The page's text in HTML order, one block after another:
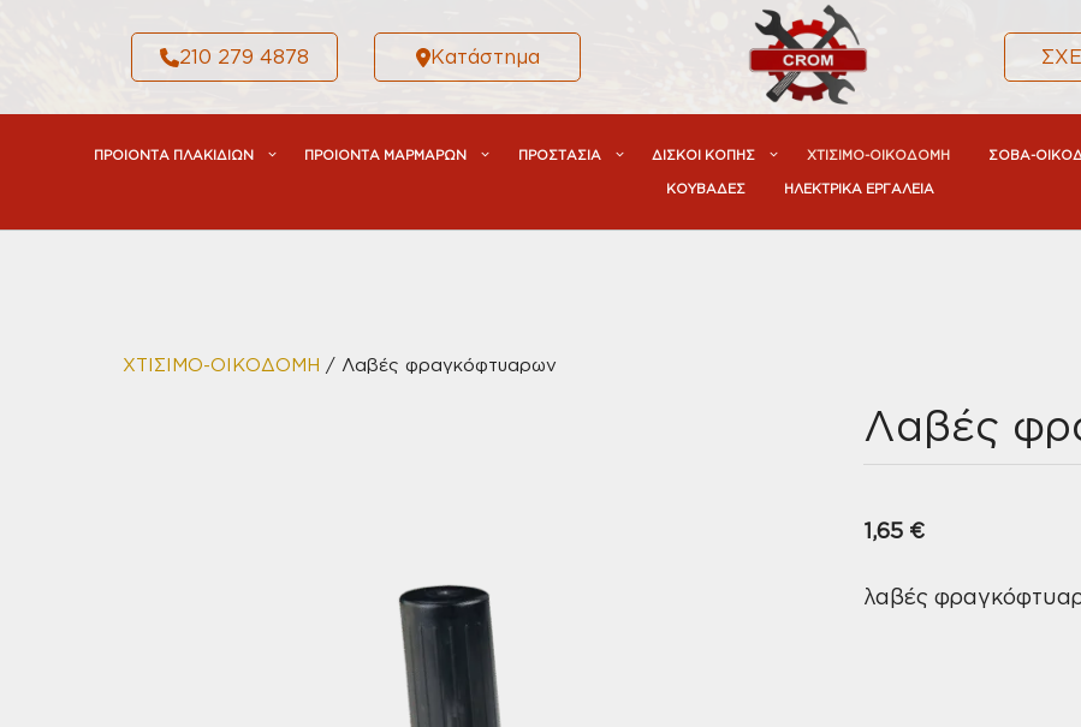
περιεχόμενο
210 279 4878 Κατάστημα
ΠΡΟΙΟΝΤΑ ΠΛΑΚΙΔΙΩΝ ΠΡΟΙΟΝΤΑ ΜΑΡΜΑΡΩΝ ΠΡΟΣΤΑΣΙΑ ΔΙΣΚΟΙ ΚΟΠΗΣ ΧΤΙΣΙΜΟ-ΟΙΚΟΔΟΜΗ ΣΟΒΑ-
ΚΟΥΒΑΔΕΣ ΗΛΕΚΤΡΙΚΑ ΕΡΓΑΛΕΙΑ
ΧΤΙΣΙΜΟ-ΟΙΚΟΔΟΜΗ / Λαβές φραγκόφτυαρων
Λαβές
1,65 €
λαβές